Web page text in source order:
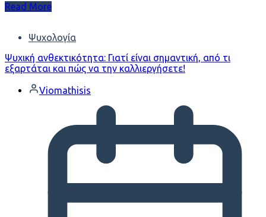
Read More
Ψυχολογία
Ψυχική ανθεκτικότητα: Γιατί είναι σημαντική, από τι
εξαρτάται και πώς να την καλλιεργήσετε!
Viomathisis